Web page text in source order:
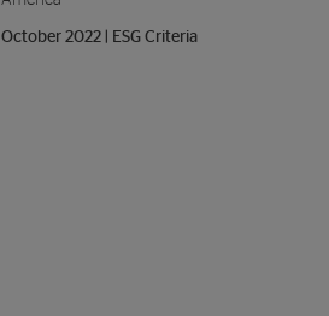
October 2022 | ESG Criteria